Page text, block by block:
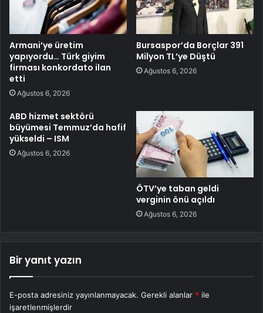
Armani’ye üretim
yapıyordu… Türk giyim
firması konkordato ilan
etti
Ağustos 6, 2026
Bursaspor’da Borçlar 391
Milyon TL’ye Düştü
Ağustos 6, 2026
ABD hizmet sektörü
büyümesi Temmuz’da hafif
yükseldi – ISM
Ağustos 6, 2026
ÖTV’ye taban geldi
verginin önü açıldı
Ağustos 6, 2026
Bir yanıt yazın
E-posta adresiniz yayınlanmayacak. Gerekli alanlar * ile
işaretlenmişlerdir